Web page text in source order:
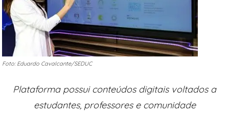
Foto: Eduardo Cavalcante/SEDUC
Plataforma possui conteúdos digitais voltados a
estudantes, professores e comunidade